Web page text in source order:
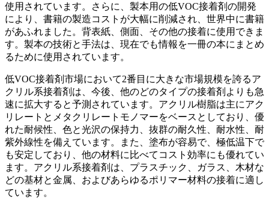
使用されています。さらに、製本用の低VOC接着剤の開発
により、書籍の製造コストが大幅に削減され、世界中に書籍
があふれました。背表紙、側面、その他の接着に使用できま
す。製本の技術と手法は、現在でも情報を一冊の本にまとめ
るために使用されています。
低VOC接着剤市場において2番目に大きな市場規模を誇るア
クリル系接着剤は、今後、他のどのタイプの接着剤よりも急
速に拡大すると予測されています。アクリル樹脂は主にアク
リレートとメタクリレートモノマーをベースとしており、優
れた耐候性、色と光沢の保持力、抜群の耐久性、耐水性、耐
紫外線性を備えています。また、塗布が容易で、極低温下で
も安定しており、他の材料に比べてコスト効率にも優れてい
ます。アクリル系接着剤は、プラスチック、ガラス、木材な
どの基材と金属、およびあらゆるポリマー材料の接着に適し
ています。